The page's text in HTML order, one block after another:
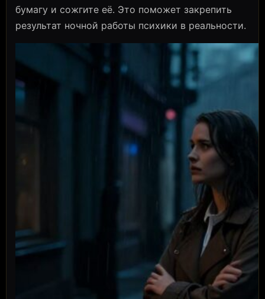
бумагу и сожгите её. Это поможет закрепить
результат ночной работы психики в реальности.